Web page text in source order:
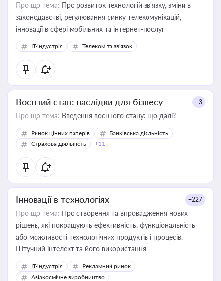
Про що тема: Про розвиток технологій зв'язку, зміни в
законодавстві, регулювання ринку телекомунікацій,
інновації в сфері мобільних та інтернет-послуг
IT-індустрія Телеком та зв'язок
Воєнний стан: наслідки для бізнесу +3
Про що тема: Введення воєнного стану: що далі?
Ринок цінних паперів
Банківська діяльність
Страхова діяльність
+11
Інновації в технологіях +227
Про що тема: Про створення та впровадження нових
рішень, які покращують ефективність, функціональність
або можливості технологічних продуктів і процесів.
Штучний інтелект та його використання
IT-індустрія
Рекламний ринок
Авіакосмічне виробництво